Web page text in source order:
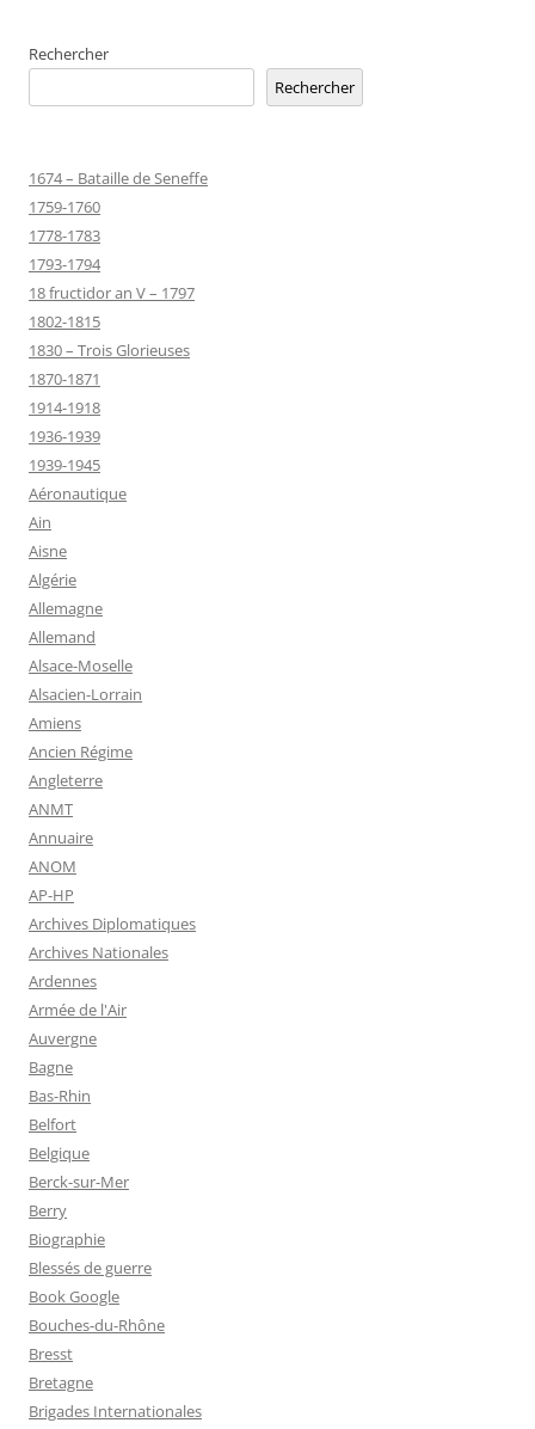
Rechercher
Rechercher
1674 – Bataille de Seneffe
1759-1760
1778-1783
1793-1794
18 fructidor an V – 1797
1802-1815
1830 – Trois Glorieuses
1870-1871
1914-1918
1936-1939
1939-1945
Aéronautique
Ain
Aisne
Algérie
Allemagne
Allemand
Alsace-Moselle
Alsacien-Lorrain
Amiens
Ancien Régime
Angleterre
ANMT
Annuaire
ANOM
AP-HP
Archives Diplomatiques
Archives Nationales
Ardennes
Armée de l'Air
Auvergne
Bagne
Bas-Rhin
Belfort
Belgique
Berck-sur-Mer
Berry
Biographie
Blessés de guerre
Book Google
Bouches-du-Rhône
Bresst
Bretagne
Brigades Internationales